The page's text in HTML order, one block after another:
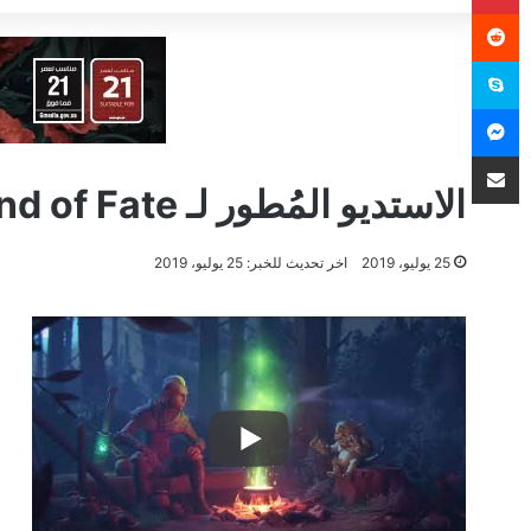
الاستديو المُطور لـ Hand of Fate يُغلق أبوابه بعد تسعة سنين..
25 يوليو، 2019 اخر تحديث للخبر: 25 يوليو، 2019
سكايب
ماسنجر
مشاركة عبر البريد